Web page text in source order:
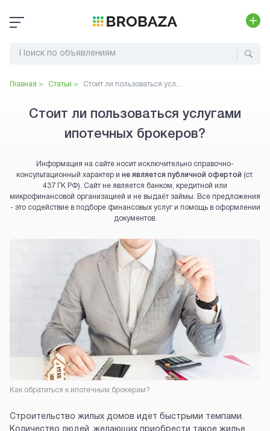
Главная > Статьи > Стоит ли пользоваться усл...
Стоит ли пользоваться услугами
ипотечных брокеров?
Информация на сайте носит исключительно справочно-
консультационный характер и не является публичной офертой (ст.
437 ГК РФ). Сайт не является банком, кредитной или
микрофинансовой организацией и не выдаёт займы. Все предложения
- это содействие в подборе финансовых услуг и помощь в оформлении
документов.
Как обратиться к ипотечным брокерам?
Строительство жилых домов идет быстрыми темпами.